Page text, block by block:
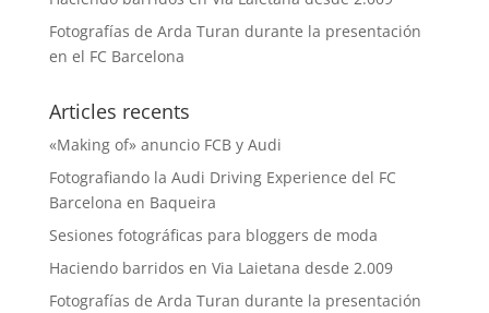
Fotografías de Arda Turan durante la presentación
en el FC Barcelona
Articles recents
«Making of» anuncio FCB y Audi
Fotografiando la Audi Driving Experience del FC
Barcelona en Baqueira
Sesiones fotográficas para bloggers de moda
Haciendo barridos en Via Laietana desde 2.009
Fotografías de Arda Turan durante la presentación